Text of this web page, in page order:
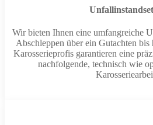
Wir bieten Ihnen eine umfangreiche
Abschleppen über ein Gutachten bis
Karosserieprofis garantieren eine
nachfolgende, technisch wie